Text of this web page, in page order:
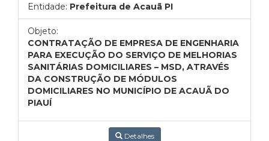
Entidade: Prefeitura de Acauã PI
Objeto:
CONTRATAÇÃO DE EMPRESA DE ENGENHARIA
PARA EXECUÇÃO DO SERVIÇO DE MELHORIAS
SANITÁRIAS DOMICILIARES – MSD, ATRAVÉS
DA CONSTRUÇÃO DE MÓDULOS
DOMICILIARES NO MUNICÍPIO DE ACAUÃ DO
PIAUÍ
Detalhes